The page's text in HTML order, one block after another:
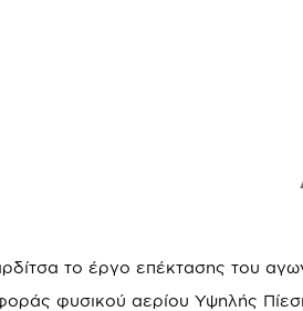
το έργο επέκτασης του
φυσικού αερίου Υψηλής